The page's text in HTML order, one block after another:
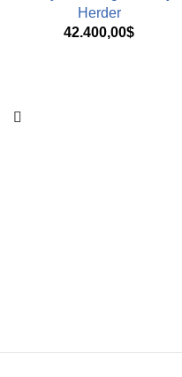
Herder
42.400,00$